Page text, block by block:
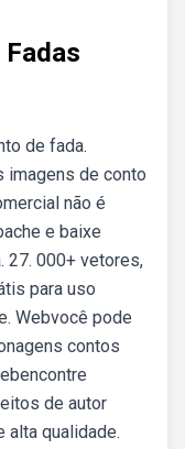
Fadas
de fada.
imagens de conto
não é
e baixe
27. 000+ vetores,
para uso
Webvocê pode
contos
de autor
alta qualidade.